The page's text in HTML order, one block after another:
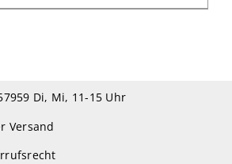
Di, Mi, 11-15 Uhr
Versand